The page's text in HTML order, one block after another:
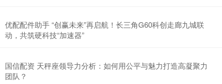
优配配件助手 “创赢未来”再启航！长三角G60科创走廊九城联
动，共筑硬科技“加速器”
国信配资 天秤座领导力分析：如何用公平与魅力打造高凝聚力
团队？